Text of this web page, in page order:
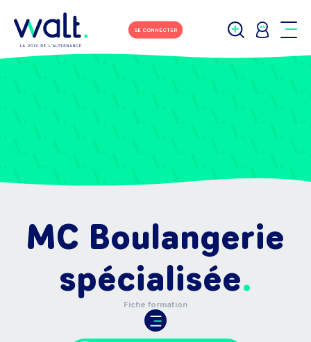
SE CONNECTER
MC Boulangerie
spécialisée
Fiche formation